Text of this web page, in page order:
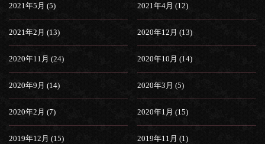
2021年5月 (5) 2021年4月 (12)
2021年2月 (13) 2020年12月 (13)
2020年11月 (24) 2020年10月 (14)
2020年9月 (14) 2020年3月 (5)
2020年2月 (7) 2020年1月 (15)
2019年12月 (15) 2019年11月 (1)